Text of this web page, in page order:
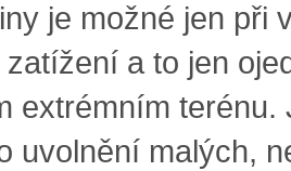
je možné jen při
a to jen
extrémním terénu.
uvolnění malých,